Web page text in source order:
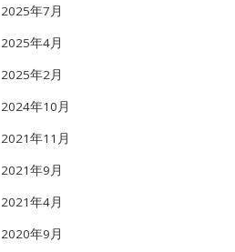
2025年7月
2025年4月
2025年2月
2024年10月
2021年11月
2021年9月
2021年4月
2020年9月